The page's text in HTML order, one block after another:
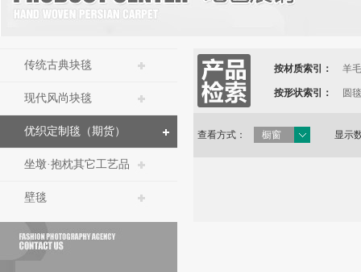
传统古典块毯
现代风尚块毯
优织定制毯（期货）
坐墩·抱枕其它工艺品
壁毯
按材质索引： 羊
按形状索引： 圆毯
查看方式： 橱窗 显示